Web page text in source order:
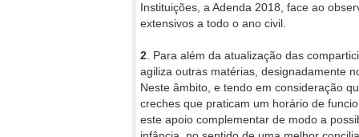
Instituições, a Adenda 2018, face ao
extensivos a todo o ano civil.
2. Para além da atualização das
agiliza outras matérias, designadamente
Neste âmbito, e tendo em consideração
creches que praticam um horário de
este apoio complementar de modo a